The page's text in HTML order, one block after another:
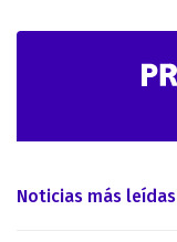
Noticias más leídas